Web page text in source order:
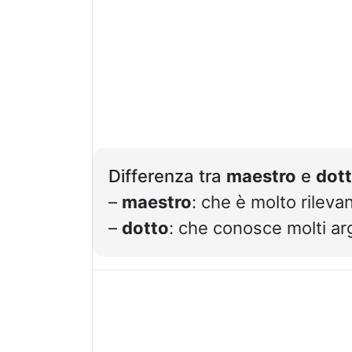
Differenza tra maestro e
– maestro: che è molto
– dotto: che conosce molti